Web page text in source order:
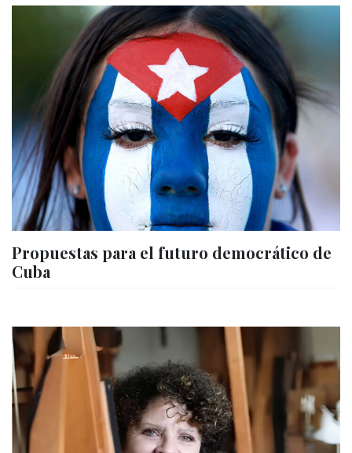
Propuestas para el futuro democrático de
Cuba